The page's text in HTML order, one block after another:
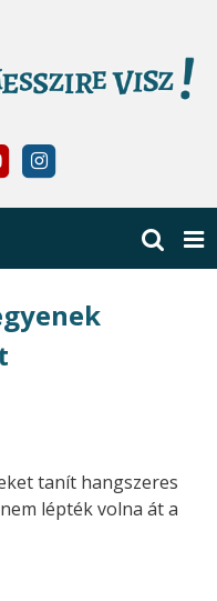
tanít hangszeres
lépték volna át a